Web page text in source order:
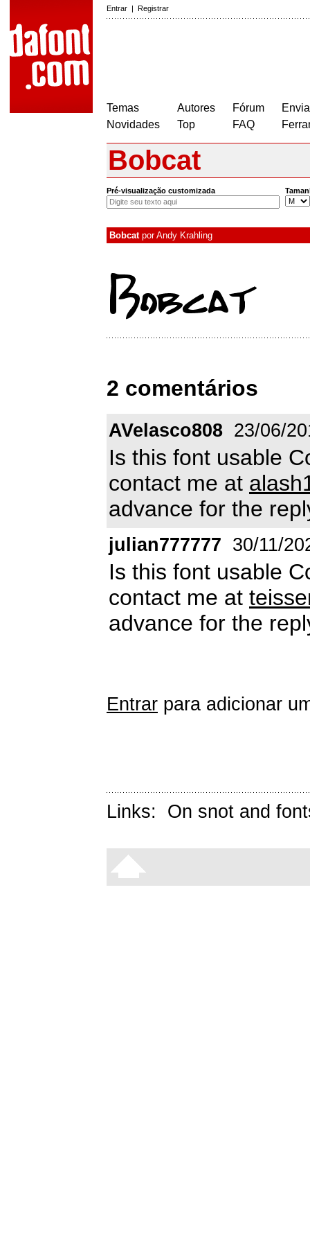
Entrar | Registrar
Temas
Novidades
Autores
Top
Fórum
FAQ
Bobcat
Pré-visualização customizada
BobcatporAndy Krahling
2 comentários
AVelasco808 23/06/
Is this font usable
contact me at
advance for the
julian777777 30/11/
Is this font usable
contact me at
advance for the
Entrar para adicionar
Links: On snot and